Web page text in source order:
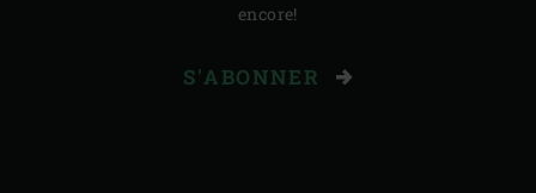
encore!
S'ABONNER